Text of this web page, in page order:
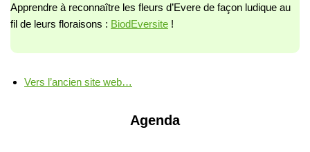
Apprendre à reconnaître les fleurs d’Evere de façon ludique au
fil de leurs floraisons : BiodEversite !
Vers l’ancien site web…
Agenda